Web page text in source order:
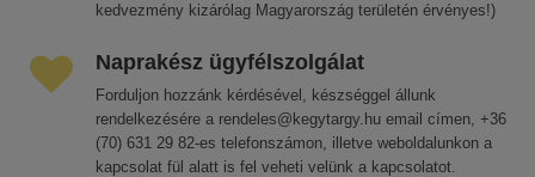
kedvezmény kizárólag Magyarország területén érvényes!)
Naprakész ügyfélszolgálat
Forduljon hozzánk kérdésével, készséggel állunk
rendelkezésére a rendeles@kegytargy.hu email címen, +36
(70) 631 29 82-es telefonszámon, illetve weboldalunkon a
kapcsolat fül alatt is fel veheti velünk a kapcsolatot.